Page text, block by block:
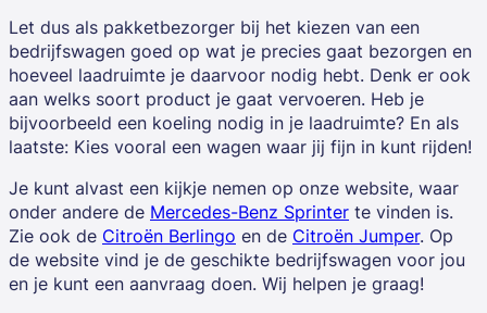
Let dus als pakketbezorger bij het kiezen van een
bedrijfswagen goed op wat je precies gaat bezorgen en
hoeveel laadruimte je daarvoor nodig hebt. Denk er ook
aan welks soort product je gaat vervoeren. Heb je
bijvoorbeeld een koeling nodig in je laadruimte? En als
laatste: Kies vooral een wagen waar jij fijn in kunt rijden!
Je kunt alvast een kijkje nemen op onze website, waar
onder andere de Mercedes-Benz Sprinter te vinden is.
Zie ook de Citroën Berlingo en de Citroën Jumper. Op
de website vind je de geschikte bedrijfswagen voor jou
en je kunt een aanvraag doen. Wij helpen je graag!